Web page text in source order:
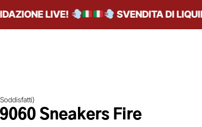
LIVE! SVENDITA DI
Sneakers Fire